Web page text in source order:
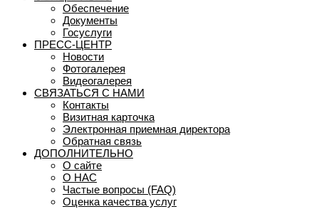
Обеспечение
Документы
Госуслуги
ПРЕСС-ЦЕНТР
Новости
Фотогалерея
Видеогалерея
СВЯЗАТЬСЯ С НАМИ
Контакты
Визитная карточка
Электронная приемная директора
Обратная связь
ДОПОЛНИТЕЛЬНО
О сайте
О НАС
Частые вопросы (FAQ)
Оценка качества услуг